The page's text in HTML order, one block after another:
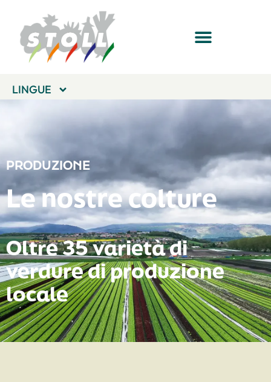
LINGUE
PRODUZIONE
Le nostre colture
Oltre 35 varietà di
verdure di produzione
locale